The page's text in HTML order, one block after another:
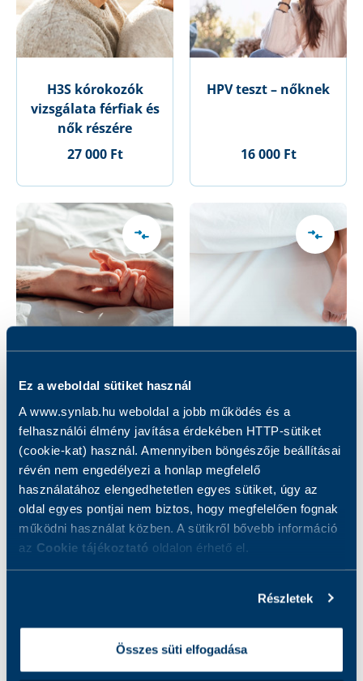
Ez a weboldal sütiket használ
A www.synlab.hu weboldal a jobb működés és a
felhasználói élmény javítása érdekében HTTP-sütiket
(cookie-kat) használ. Amennyiben böngészője beállításai
révén nem engedélyezi a honlap megfelelő
használatához elengedhetetlen egyes sütiket, úgy az
oldal egyes pontjai nem biztos, hogy megfelelően fognak
működni használat közben. A sütikről bővebb információ
az Cookie tájékoztató oldalon érhető el.
Részletek
Összes süti elfogadása
H3S kórokozók
vizsgálata férfiak és
nők részére
27 000 Ft
HPV teszt – nőknek
16 000 Ft
HPV teszt – unisex
18 000 Ft
39 000 Ft
Maxi biztonság –
unisex